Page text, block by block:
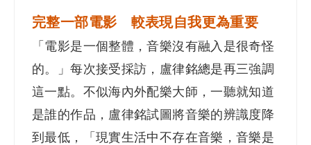
完整一部電影 較表現自我更為重要
「電影是一個整體，音樂沒有融入是很奇怪
的。」每次接受採訪，盧律銘總是再三強調
這一點。不似海內外配樂大師，一聽就知道
是誰的作品，盧律銘試圖將音樂的辨識度降
到最低，「現實生活中不存在音樂，音樂是